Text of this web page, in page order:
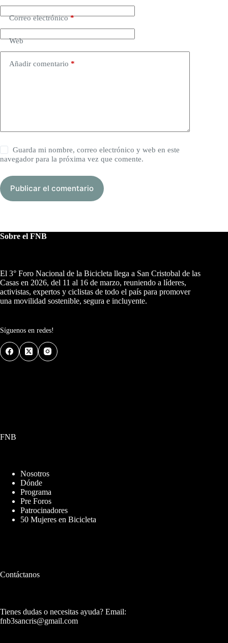
Correo electrónico*
Web
Añadir comentario *
Guarda mi nombre, correo electrónico y web en este
navegador para la próxima vez que comente.
Publicar el comentario
Sobre el FNB
El 3° Foro Nacional de la Bicicleta llega a San Cristobal de las
Casas en 2026, del 11 al 16 de marzo, reuniendo a líderes,
activistas, expertos y ciclistas de todo el país para promover
una movilidad sostenible, segura e incluyente.
Síguenos en redes!
FNB
Nosotros
Dónde
Programa
Pre Foros
Patrocinadores
50 Mujeres en Bicicleta
Contáctanos
Tienes dudas o necesitas ayuda? Email:
fnb3sancris@gmail.com